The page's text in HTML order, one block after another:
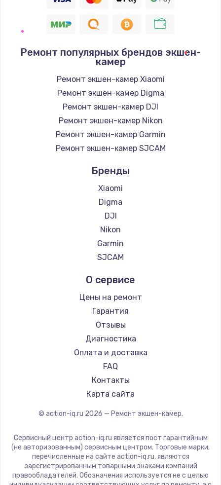
Заказать
Замена шнура
Заказать
Замена / ремонт электронного модуля
управления
600 руб.
Заказать
Замена конфорки
Замена платы сенсора
900 руб.
Заказать
Замена регулятора режимов конфорки
Замена сенсорного датчика
1300 руб.
Заказать
Замена сигнальной лампы
1200 руб.
Заказать
1500 руб.
Заказать
Замена температурного датчика
Ремонт популярных брендов экшен-
камер
Ремонт экшен-камер Xiaomi
Ремонт экшен-камер Digma
Ремонт экшен-камер DJI
Ремонт экшен-камер Nikon
Ремонт экшен-камер Garmin
Ремонт экшен-камер SJCAM
Бренды
Xiaomi
Digma
DJI
Nikon
Garmin
SJCAM
О сервисе
Цены на ремонт
Гарантия
Отзывы
Диагностика
Оплата и доставка
FAQ
Контакты
Карта сайта
© action-iq.ru 2026 — Ремонт экшен-камер.
Сервисный центр action-iq.ru является пост гарантийным
(не авторизованным) сервисным центром. Торговые марки,
перечисленные на сайте action-iq.ru, являются
зарегистрированным товарными знаками компаний
правообладателей. Обозначения используется не с целью